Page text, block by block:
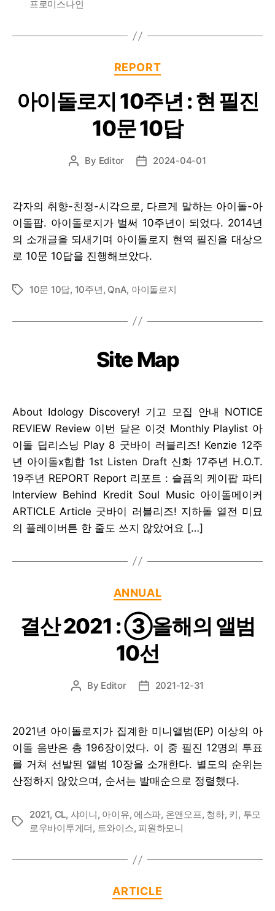
프로미스나인
Categories
REPORT
아이돌로지 10주년 : 현 필진
10문 10답
Post
By Editor
Post2024-04-01
각자의 취향-친정-시각으로, 다르게 말하는 아이돌-아
이돌팝. 아이돌로지가 벌써 10주년이 되었다. 2014년
의 소개글을 되새기며 아이돌로지 현역 필진을 대상으
로 10문 10답을 진행해보았다.
Tags10문 10답, 10주년, QnA, 아이돌로지
Site Map
About Idology Discovery! 기고 모집 안내 NOTICE
REVIEW Review 이번 달은 이것 Monthly Playlist 아
이돌 딥리스닝 Play 8 굿바이 러블리즈! Kenzie 12주
년 아이돌x힙합 1st Listen Draft 신화 17주년 H.O.T.
19주년 REPORT Report 리포트 : 슬픔의 케이팝 파티
Interview Behind Kredit Soul Music 아이돌메이커
ARTICLE Article 굿바이 러블리즈! 지하돌 열전 미묘
의 플레이버튼 한 줄도 쓰지 않았어요 […]
Categories
ANNUAL
결산 2021 : ③올해의 앨범
10선
Post
By Editor
Post2021-12-31
2021년 아이돌로지가 집계한 미니앨범(EP) 이상의 아
이돌 음반은 총 196장이었다. 이 중 필진 12명의 투표
를 거쳐 선발된 앨범 10장을 소개한다. 별도의 순위는
산정하지 않았으며, 순서는 발매순으로 정렬했다.
Tags
2021, CL, 샤이니, 아이유, 에스파, 온앤오프, 청하, 키, 투모
로우바이투게더, 트와이스, 피원하모니
Categories
ARTICLE